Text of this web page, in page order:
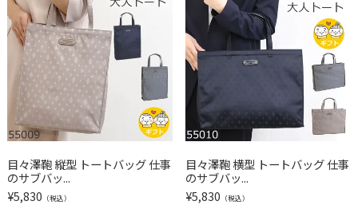
目々澤鞄 縦型 トートバッグ 仕事
のサブバッ...
¥5,830 （税込）
目々澤鞄 横型 トートバッグ 仕事
のサブバッ...
¥5,830 （税込）